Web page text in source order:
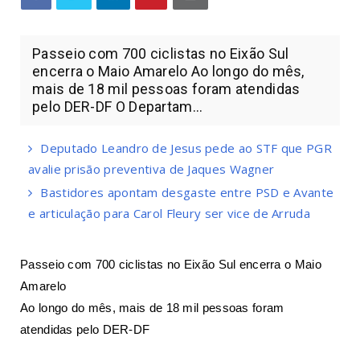
Passeio com 700 ciclistas no Eixão Sul
encerra o Maio Amarelo Ao longo do mês,
mais de 18 mil pessoas foram atendidas
pelo DER-DF O Departam...
Deputado Leandro de Jesus pede ao STF que PGR
avalie prisão preventiva de Jaques Wagner
Bastidores apontam desgaste entre PSD e Avante
e articulação para Carol Fleury ser vice de Arruda
Passeio com 700 ciclistas no Eixão Sul encerra o Maio
Amarelo
Ao longo do mês, mais de 18 mil pessoas foram
atendidas pelo DER-DF